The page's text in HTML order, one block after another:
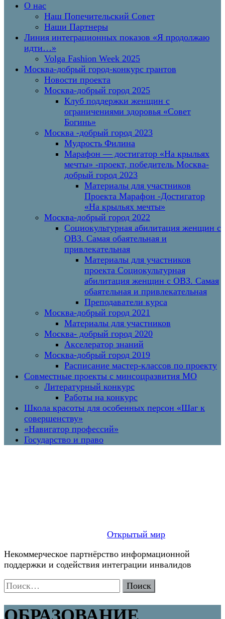
О нас
Наш Попечительский Совет
Наши Партнеры
Линия интеграционных показов «Я продолжаю
идти…»
Volga Fashion Week 2025
Москва-добрый город-конкурс грантов
Новости проекта
Москва-добрый город 2025
Клуб поддержки женщин с
ограничениями здоровья «Совет
Богинь»
Москва -добрый город 2023
Мудрость Филина
Марафон — достигатор «На крыльях
мечты» -проект, победитель Москва-
добрый город 2023
Материалы для участников
Проекта Марафон -Достигатор
«На крыльях мечты»
Москва-добрый город 2022
Социокультурная абилитация женщин с
ОВЗ. Самая обаятельная и
привлекательная
Материалы для участников
проекта Социокультурная
абилитация женщин с ОВЗ. Самая
обаятельная и привлекательная
Преподаватели курса
Москва-добрый город 2021
Материалы для участников
Москва- добрый город 2020
Акселератор знаний
Москва-добрый город 2019
Расписание мастер-классов по проекту
Совместные проекты с минсоцразвития МО
Литературный конкурс
Работы на конкурс
Школа красоты для особенных персон «Шаг к
совершенству»
«Навигатор профессий»
Государство и право
Открытый мир
Некоммерческое партнёрство информационной
поддержки и содействия интеграции инвалидов
Найти: